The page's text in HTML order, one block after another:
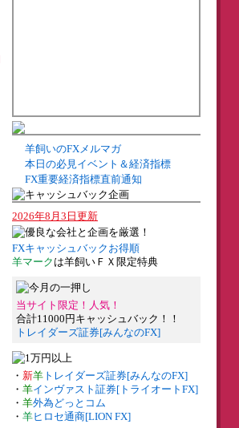
羊飼いのFXメルマガ
本日の必見イベント＆経済指標
FX重要経済指標直前通知
2026年8月3日更新
FXキャッシュバックお得順
羊マーク は羊飼いＦＸ限定特典
当サイト限定！人気！
合計11000円キャッシュバック！！
トレイダーズ証券[みんなのFX]
・ 新羊 トレイダーズ証券[みんなのFX]
・ 羊インヴァスト証券[トライオートFX]
・ 羊外為どっとコム
・ 羊ヒロセ通商[LION FX]